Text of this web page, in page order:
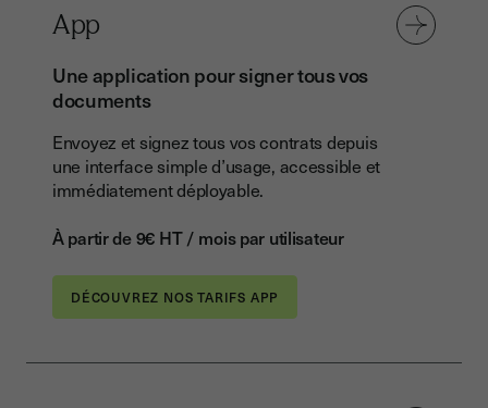
App
Une application pour signer tous vos
documents
Envoyez et signez tous vos contrats depuis
une interface simple d’usage, accessible et
immédiatement déployable.
À partir de 9€ HT / mois par utilisateur
DÉCOUVREZ NOS TARIFS APP